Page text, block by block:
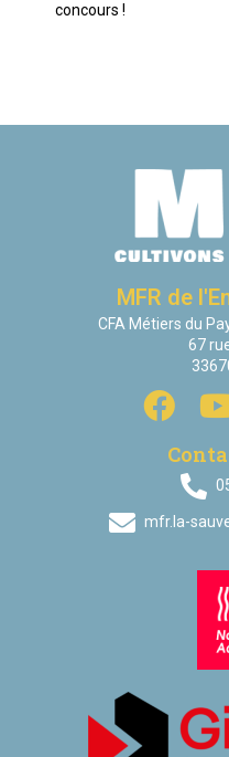
concours !
MFR de
CFA Métiers du
67
mfr.la-